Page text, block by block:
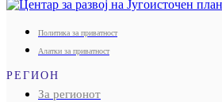
Политика за приватност
Алатки за приватност
РЕГИОН
За регионот